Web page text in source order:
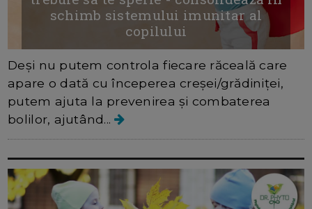
schimb sistemului imunitar al
copilului
Deși nu putem controla fiecare răceală care
apare o dată cu începerea creșei/grădiniței,
putem ajuta la prevenirea și combaterea
bolilor, ajutând...